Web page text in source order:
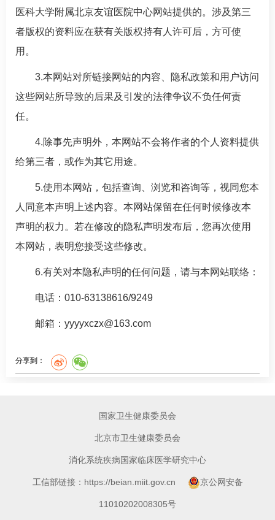
医科大学附属北京友谊医院中心网站提供的。涉及第三
者版权的资料应在获有关版权持有人许可后，方可使
用。
3.本网站对所链接网站的内容、隐私政策和用户访问
这些网站所导致的后果及引发的法律争议不负任何责
任。
4.除事先声明外，本网站不会将作者的个人资料提供
给第三者，或作为其它用途。
5.使用本网站，包括查询、浏览和咨询等，视同您本
人同意本声明上述内容。本网站保留在任何时候修改本
声明的权力。若在修改的隐私声明发布后，您再次使用
本网站，表明您接受这些修改。
6.有关对本隐私声明的任何问题，请与本网站联络：
电话：010-63138616/9249
邮箱：yyyyxczx@163.com
分享到：
国家卫生健康委员会
北京市卫生健康委员会
消化系统疾病国家临床医学研究中心
工信部链接：https://beian.miit.gov.cn 京公网安备
11010202008305号